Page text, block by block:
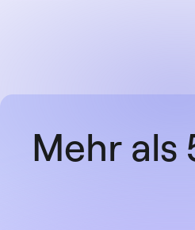
Mehr als